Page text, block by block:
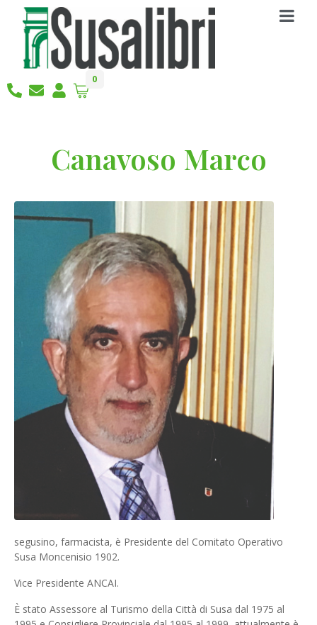
0
Canavoso Marco
segusino, farmacista, è Presidente del Comitato Operativo
Susa Moncenisio 1902.
Vice Presidente ANCAI.
È stato Assessore al Turismo della Città di Susa dal 1975 al